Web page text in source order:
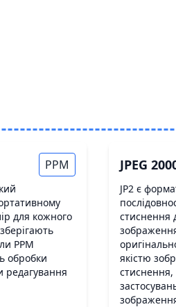
PPM
для кожного
PPM
обробки
редагування
JPEG
JP2 є
стиснення
якістю